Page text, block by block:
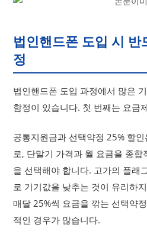
법인핸드폰 도입 시
정
법인핸드폰 도입 과정에서 많은
함정이 있습니다. 첫 번째는 요금
공통지원금과 선택약정 25% 할
로, 단말기 가격과 월 요금을 종합
을 선택해야 합니다. 고가의 플래
로 기기값을 낮추는 것이 유리하
매달 25%씩 요금을 깎는 선택약
적인 경우가 많습니다.